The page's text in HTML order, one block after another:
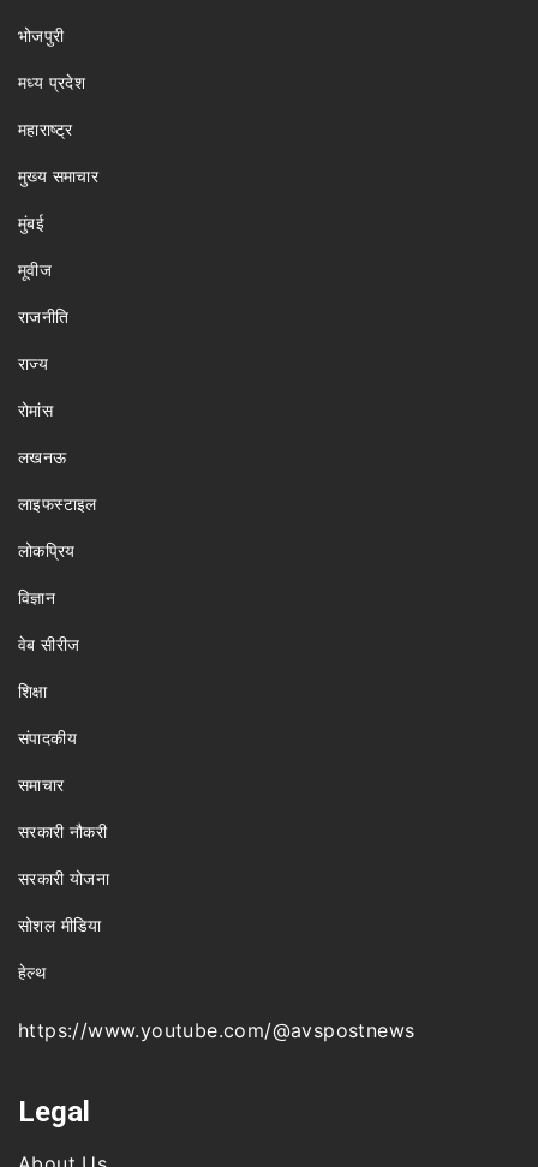
भोजपुरी
मध्य प्रदेश
महाराष्ट्र
मुख्य समाचार
मुंबई
मूवीज
राजनीति
राज्य
रोमांस
लखनऊ
लाइफस्टाइल
लोकप्रिय
विज्ञान
वेब सीरीज
शिक्षा
संपादकीय
समाचार
सरकारी नौकरी
सरकारी योजना
सोशल मीडिया
हेल्थ
https://www.youtube.com/@avspostnews
Legal